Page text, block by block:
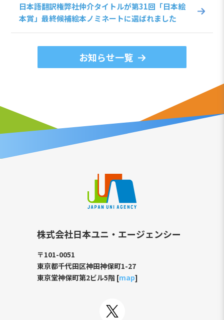
日本語翻訳権弊社仲介タイトルが第31回「日本絵
本賞」最終候補絵本ノミネートに選ばれました
お知らせ一覧
株式会社日本ユニ・エージェンシー
〒101-0051
東京都千代田区神田神保町1-27
東京堂神保町第2ビル5階 [map]